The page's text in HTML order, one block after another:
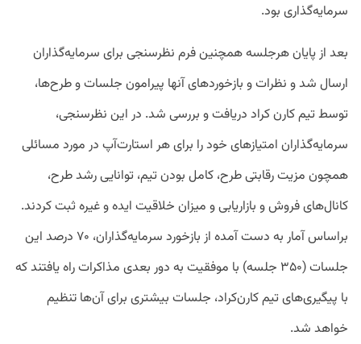
سرمایه‌گذاری بود.
بعد از پایان هرجلسه همچنین فرم نظرسنجی برای سرمایه‌گذاران
ارسال شد و نظرات و بازخوردهای آنها پیرامون جلسات و طرح‌ها،
توسط تیم کارن کراد دریافت و بررسی شد. در این نظرسنجی‌،
سرمایه‌گذاران امتیازهای خود را برای هر استارت‌آپ در مورد مسائلی
همچون مزیت رقابتی طرح، کامل بودن تیم، توانایی رشد طرح،
کانال‌های فروش و بازاریابی و میزان خلاقیت ایده و غیره ثبت کردند.
براساس آمار به دست آمده از بازخورد سرمایه‌گذاران، ۷۰ درصد این
جلسات (۳۵۰ جلسه) با موفقیت به دور بعدی مذاکرات راه یافتند که
با پیگیری‌های تیم کارن‌کراد، جلسات بیشتری برای آن‌ها تنظیم
خواهد شد.